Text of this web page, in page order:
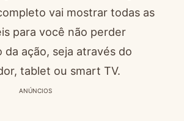
vai mostrar todas as
para você não perder
ação, seja através do
tablet ou smart TV.
ANÚNCIOS